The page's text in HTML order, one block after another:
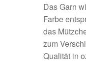
Das Garn
Farbe
das
zum
Qualität in